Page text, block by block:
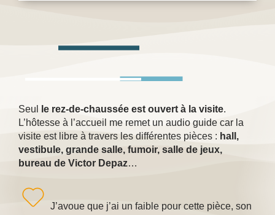
Seul le rez-de-chaussée est ouvert à la visite.
L’hôtesse à l’accueil me remet un audio guide car la
visite est libre à travers les différentes pièces : hall,
vestibule, grande salle, fumoir, salle de jeux,
bureau de Victor Depaz…
J’avoue que j’ai un faible pour cette pièce, son